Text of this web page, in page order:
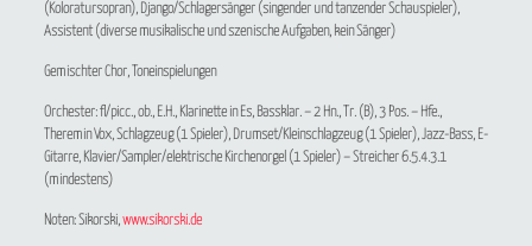
(Koloratursopran), Django/Schlagersänger (singender und tanzender Schauspieler),
Assistent (diverse musikalische und szenische Aufgaben, kein Sänger)
Gemischter Chor, Toneinspielungen
Orchester: fl/picc., ob., E.H., Klarinette in Es, Bassklar. – 2 Hn., Tr. (B), 3 Pos. – Hfe.,
Theremin Vox, Schlagzeug (1 Spieler), Drumset/Kleinschlagzeug (1 Spieler), Jazz-Bass, E-
Gitarre, Klavier/Sampler/elektrische Kirchenorgel (1 Spieler) – Streicher 6.5.4.3.1
(mindestens)
Noten: Sikorski,www.sikorski.de